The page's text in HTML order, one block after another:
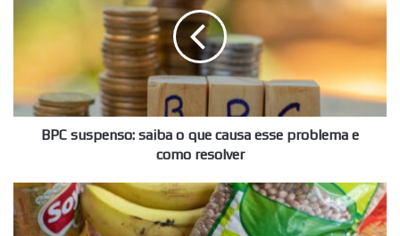
problema
e
comoBPC suspenso: saiba o que causa esse problema e
como resolver
Cesta
básica
ficou